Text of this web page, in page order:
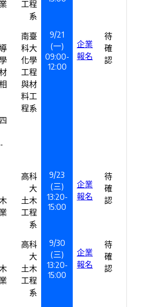
工程
系
南臺
科大
化學
工程
與材
料工
程系
9/21
(一)
09:00-
12:00
企業
報名
待
確
認
高科
大
土木
工程
系
9/23
(三)
13:20-
15:00
企業
報名
待
確
認
高科
大
土木
工程
系
9/30
(三)
13:20-
15:00
企業
報名
待
確
認